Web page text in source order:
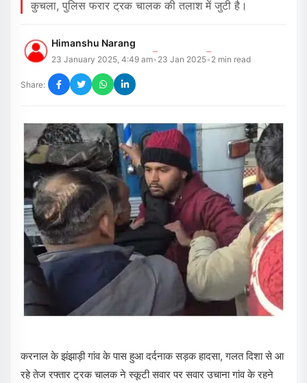
कुचला, पुलिस फरार ट्रक चालक की तलाश में जुटी है।
Himanshu Narang
23 January 2025, 4:49 am• 23 Jan 2025• 2 min read
Share:
करनाल के झंझाड़ी गांव के पास हुआ दर्दनाक सड़क हादसा, गलत दिशा से आ
रहे तेज रफ्तार ट्रक चालक ने स्कूटी सवार पर सवार उचाना गांव के रहने